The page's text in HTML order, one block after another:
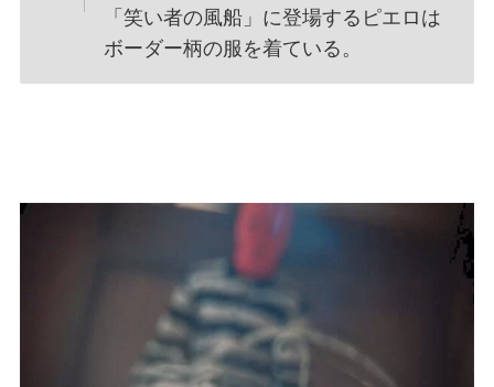
「笑い者の風船」に登場するピエロは
ボーダー柄の服を着ている。